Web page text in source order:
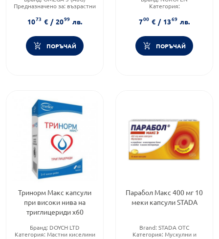
Предназначено за: възрастни
1073 € / 2099 лв.
ПОРЪЧАЙ
Категория:
Brand:NUROFEN
700 € / 1369 лв.
ПОРЪЧАЙ
Тринорм Макс капсули
при високи нива на
триглицериди х60
Бранд: DOYCH LTD
Категория: Мастни киселини
Парабол Макс 400 мг 10
меки капсули STADA
Brand: STADA OTC
Категория: Мускулни и